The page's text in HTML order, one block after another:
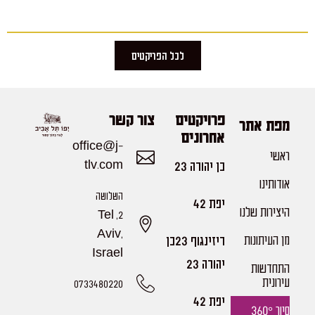
לכל הפריקטים
מפת אתר
ראשי
אודותינו
היצירות שלנו​
מן העיתונות
התחדשות
עירונית
סיור 360°
פרויקטים
אחרונים
בן יהודה 23
יפת 42
דיזינגוף 23בן
יהודה 23
יפת 42
צור קשר
office@j-
tlv.com
השלושה
2, Tel
Aviv,
Israel
0733480220